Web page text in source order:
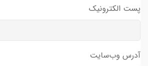
پست الکترونیک
آدرس وب‌سایت